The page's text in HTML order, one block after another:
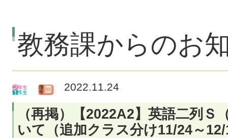
教務課からのお
2022.11.24
（再掲）【2022A2】英語二列
いて（追加クラス分け11/24～